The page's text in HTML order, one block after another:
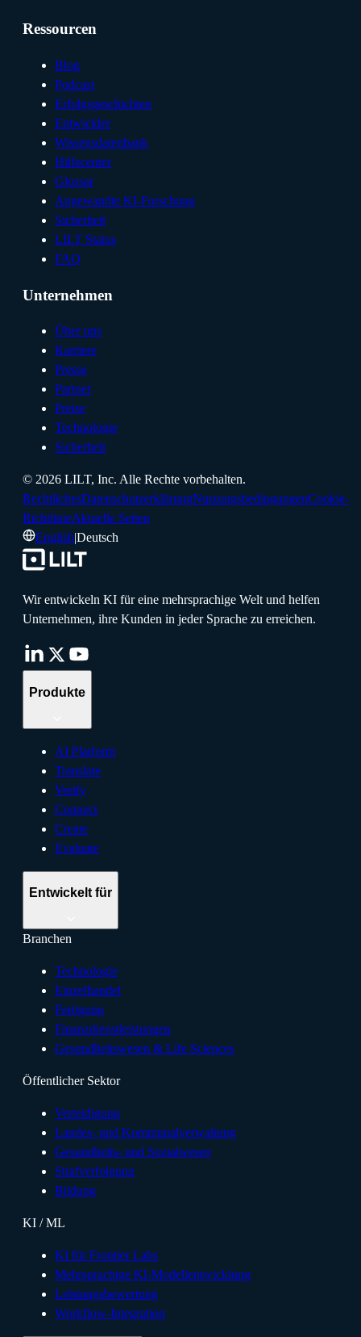
Ressourcen
Blog
Podcast
Erfolgsgeschichten
Entwickler
Wissensdatenbank
Hilfecenter
Glossar
Angewandte KI-Forschung
Sicherheit
LILT Status
FAQ
Unternehmen
Über uns
Karriere
Presse
Partner
Preise
Technologie
Sicherheit
© 2026 LILT, Inc. Alle Rechte vorbehalten.
RechtlichesDatenschutzerklärungNutzungsbedingungenCookie-
RichtlinieAktuelle Seiten
English|Deutsch
Wir entwickeln KI für eine mehrsprachige Welt und helfen
Unternehmen, ihre Kunden in jeder Sprache zu erreichen.
Produkte
AI Platform
Translate
Verify
Connect
Create
Evaluate
Entwickelt für
Branchen
Technologie
Einzelhandel
Fertigung
Finanzdienstleistungen
Gesundheitswesen & Life Sciences
Öffentlicher Sektor
Verteidigung
Landes- und Kommunalverwaltung
Gesundheits- und Sozialwesen
Strafverfolgung
Bildung
KI / ML
KI für Frontier Labs
Mehrsprachige KI-Modellentwicklung
Leistungsbewertung
Workflow-Integration